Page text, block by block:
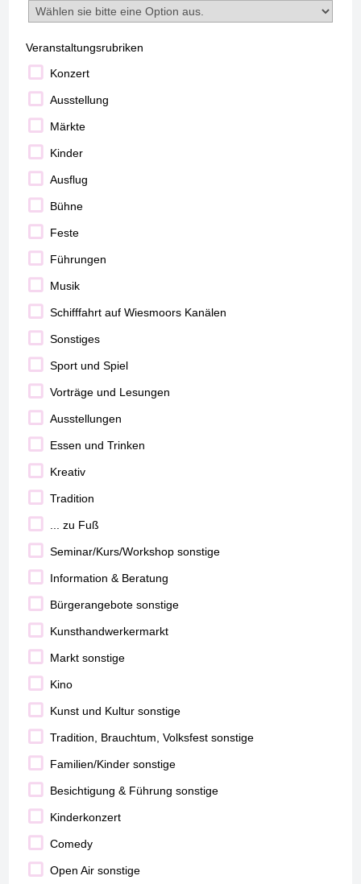
Veranstaltungsrubriken
Konzert
Ausstellung
Märkte
Kinder
Ausflug
Bühne
Feste
Führungen
Musik
Schifffahrt auf Wiesmoors Kanälen
Sonstiges
Sport und Spiel
Vorträge und Lesungen
Ausstellungen
Essen und Trinken
Kreativ
Tradition
... zu Fuß
Seminar/Kurs/Workshop sonstige
Information & Beratung
Bürgerangebote sonstige
Kunsthandwerkermarkt
Markt sonstige
Kino
Kunst und Kultur sonstige
Tradition, Brauchtum, Volksfest sonstige
Familien/Kinder sonstige
Besichtigung & Führung sonstige
Kinderkonzert
Comedy
Open Air sonstige